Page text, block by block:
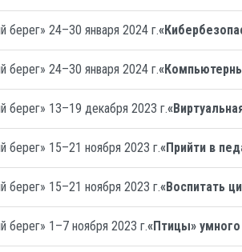
берег» 24–30 января 2024 г.
берег» 24–30 января 2024 г.
берег» 13–19 декабря 2023 г.
берег» 15–21 ноября 2023 г.«Прийти в
берег» 15–21 ноября 2023 г.«Воспитать
берег» 1–7 ноября 2023 г.«Птицы»